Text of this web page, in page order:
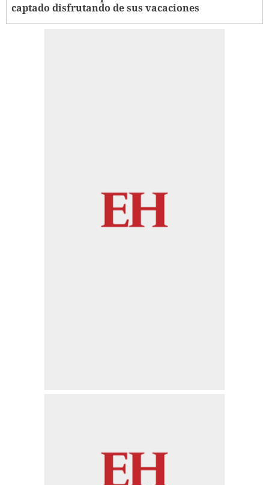
captado disfrutando de sus vacaciones